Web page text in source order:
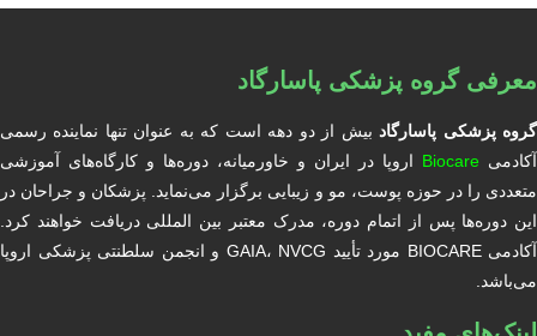
معرفی گروه پزشکی پاسارگاد
گروه پزشکی پاسارگادبیش از دو دهه است که به عنوان تنها نماینده رسمی
آکادمی Biocare اروپا در ایران و خاورمیانه، دوره‌ها و کارگاه‌های آموزشی
متعددی را در حوزه پوست، مو و زیبایی برگزار می‌نماید. پزشکان و جراحان در
این دوره‌ها پس از اتمام دوره، مدرک معتبر بین المللی دریافت خواهند کرد.
آکادمی BIOCARE مورد تأیید GAIA، NVCG و انجمن سلطنتی پزشکی اروپا
می‌باشد.